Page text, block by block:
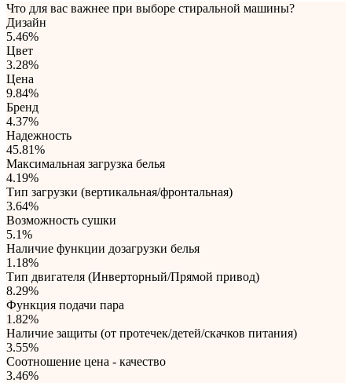
Что для вас важнее при выборе стиральной машины?
Дизайн
5.46%
Цвет
3.28%
Цена
9.84%
Бренд
4.37%
Надежность
45.81%
Максимальная загрузка белья
4.19%
Тип загрузки (вертикальная/фронтальная)
3.64%
Возможность сушки
5.1%
Наличие функции дозагрузки белья
1.18%
Тип двигателя (Инверторный/Прямой привод)
8.29%
Функция подачи пара
1.82%
Наличие защиты (от протечек/детей/скачков питания)
3.55%
Соотношение цена - качество
3.46%